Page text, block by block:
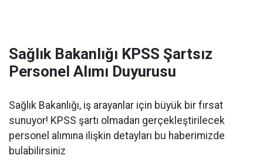
Sağlık Bakanlığı KPSS Şartsız
Personel Alımı Duyurusu
Sağlık Bakanlığı, iş arayanlar için büyük bir fırsat
sunuyor! KPSS şartı olmadan gerçekleştirilecek
personel alımına ilişkin detayları bu haberimizde
bulabilirsiniz